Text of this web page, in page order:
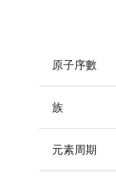
原子序數
族
元素周期